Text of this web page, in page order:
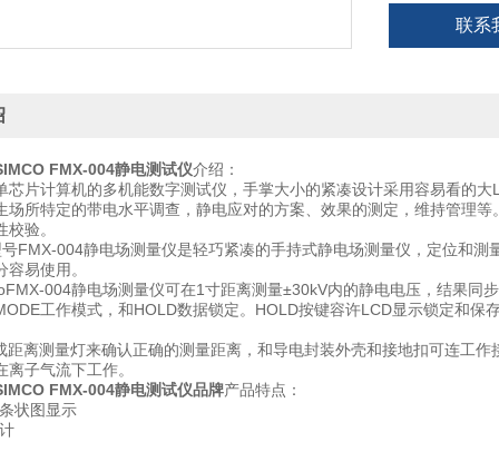
联系
FMX-004静电测试仪介绍：
芯片计算机的多机能数字测试仪，手掌大小的紧凑设计采用容易看的
场所特定的带电水平调查，静电应对的方案、效果的测定，维持管理
验。
FMX-004静电场测量仪是轻巧紧凑的手持式静电场测量仪，定位和
易使用。
004静电场测量仪可在1寸距离测量±30kV内的静电电压，结果同
工作模式，和HOLD数据锁定。HOLD按键容许LCD显示锁定和保
距离测量灯来确认正确的测量距离，和导电封装外壳和接地扣可连工
离子气流下工作。
FMX-004静电测试仪品牌产品特点：
状图显示